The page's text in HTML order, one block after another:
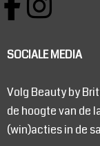
SOCIALE MEDIA
Volg Beauty by
de hoogte van de
(win)acties in de